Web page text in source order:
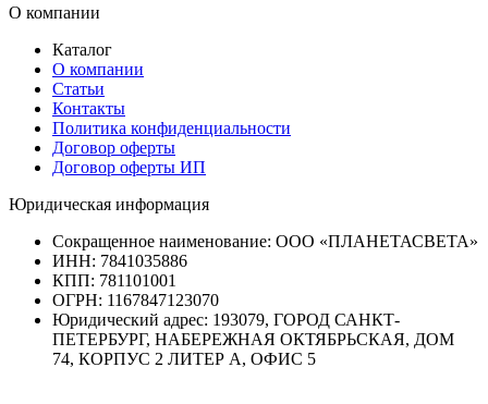
О компании
Каталог
О компании
Статьи
Контакты
Политика конфиденциальности
Договор оферты
Договор оферты ИП
Юридическая информация
Сокращенное наименование: ООО «ПЛАНЕТАСВЕТА»
ИНН: 7841035886
КПП: 781101001
ОГРН: 1167847123070
Юридический адрес: 193079, ГОРОД САНКТ-
ПЕТЕРБУРГ, НАБЕРЕЖНАЯ ОКТЯБРЬСКАЯ, ДОМ
74, КОРПУС 2 ЛИТЕР А, ОФИС 5